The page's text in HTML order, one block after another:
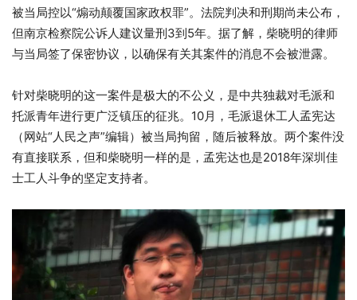
被当局控以“煽动颠覆国家政权罪”。法院判决和刑期尚未公布，
但南京检察院公诉人建议量刑3到5年。据了解，柴晓明的律师
与当局签了保密协议，以确保有关其案件的消息不会被泄露。
针对柴晓明的这一案件是极大的不公义，是中共独裁对毛派和
托派青年进行更广泛镇压的征兆。10月，毛派退休工人孟宪达
（网站“人民之声”编辑）被当局拘留，随后被释放。两个案件没
有直接联系，但和柴晓明一样的是，孟宪达也是2018年深圳佳
士工人斗争的坚定支持者。